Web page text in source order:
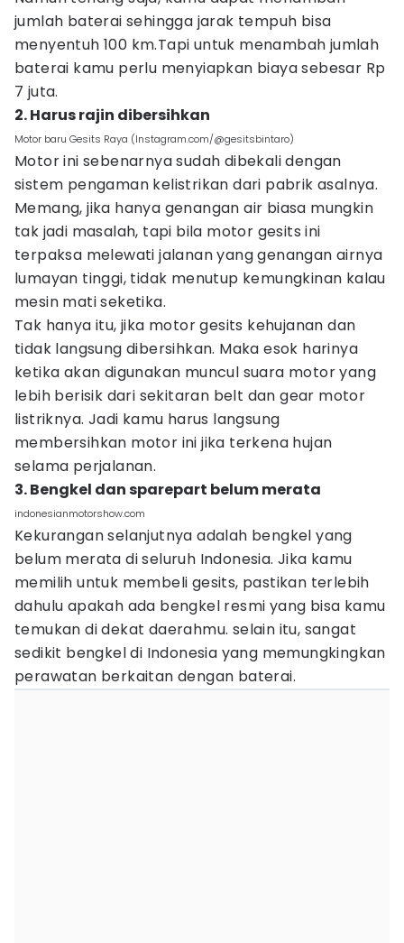
jumlah baterai sehingga jarak tempuh bisa
menyentuh 100 km.Tapi untuk menambah jumlah
baterai kamu perlu menyiapkan biaya sebesar Rp
7 juta.
2. Harus rajin dibersihkan
Motor baru Gesits Raya (Instagram.com/@gesitsbintaro)
Motor ini sebenarnya sudah dibekali dengan
sistem pengaman kelistrikan dari pabrik asalnya.
Memang, jika hanya genangan air biasa mungkin
tak jadi masalah, tapi bila motor gesits ini
terpaksa melewati jalanan yang genangan airnya
lumayan tinggi, tidak menutup kemungkinan kalau
mesin mati seketika.
Tak hanya itu, jika motor gesits kehujanan dan
tidak langsung dibersihkan. Maka esok harinya
ketika akan digunakan muncul suara motor yang
lebih berisik dari sekitaran belt dan gear motor
listriknya. Jadi kamu harus langsung
membersihkan motor ini jika terkena hujan
selama perjalanan.
3. Bengkel dan sparepart belum merata
indonesianmotorshow.com
Kekurangan selanjutnya adalah bengkel yang
belum merata di seluruh Indonesia. Jika kamu
memilih untuk membeli gesits, pastikan terlebih
dahulu apakah ada bengkel resmi yang bisa kamu
temukan di dekat daerahmu. selain itu, sangat
sedikit bengkel di Indonesia yang memungkingkan
perawatan berkaitan dengan baterai.